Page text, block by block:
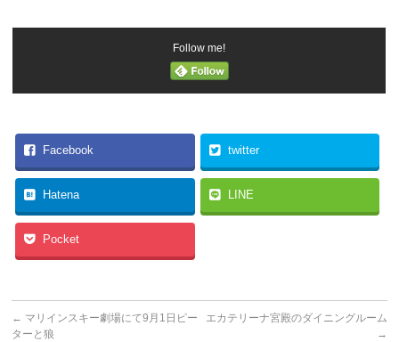
Follow me!
Facebook twitter
Hatena LINE
Pocket
← マリインスキー劇場にて9月1日ピー
ターと狼
エカテリーナ宮殿のダイニングルーム
→